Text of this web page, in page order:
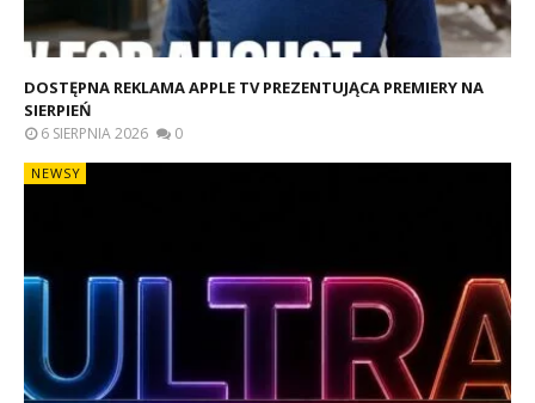
DOSTĘPNA REKLAMA APPLE TV PREZENTUJĄCA PREMIERY NA
SIERPIEŃ
6 SIERPNIA 2026 0
NEWSY